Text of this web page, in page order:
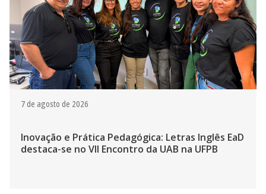
7 de agosto de 2026
Inovação e Prática Pedagógica: Letras Inglês EaD
destaca-se no VII Encontro da UAB na UFPB